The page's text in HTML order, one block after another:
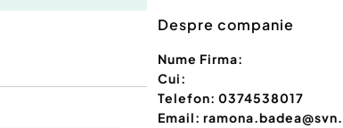
Despre companie
Nume Firma:
Cui:
Telefon: 0374538017
Email: